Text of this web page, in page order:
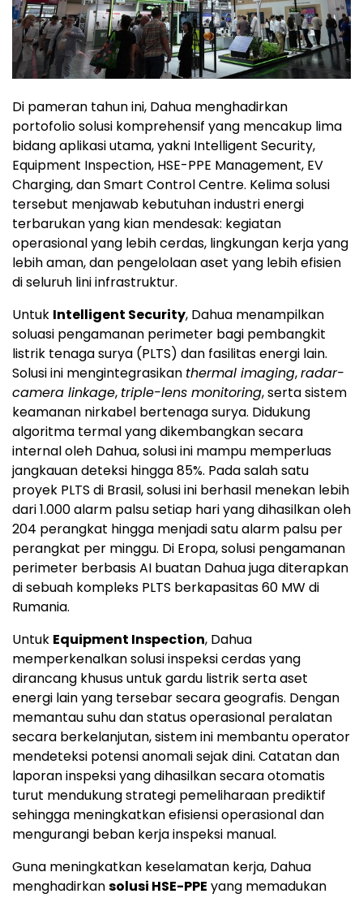
Di pameran tahun ini, Dahua menghadirkan
portofolio solusi komprehensif yang mencakup lima
bidang aplikasi utama, yakni Intelligent Security,
Equipment Inspection, HSE-PPE Management, EV
Charging, dan Smart Control Centre. Kelima solusi
tersebut menjawab kebutuhan industri energi
terbarukan yang kian mendesak: kegiatan
operasional yang lebih cerdas, lingkungan kerja yang
lebih aman, dan pengelolaan aset yang lebih efisien
di seluruh lini infrastruktur.
Untuk Intelligent Security, Dahua menampilkan
soluasi pengamanan perimeter bagi pembangkit
listrik tenaga surya (PLTS) dan fasilitas energi lain.
Solusi ini mengintegrasikan thermal imaging,radar-
camera linkage, triple-lens monitoring, serta sistem
keamanan nirkabel bertenaga surya. Didukung
algoritma termal yang dikembangkan secara
internal oleh Dahua, solusi ini mampu memperluas
jangkauan deteksi hingga 85%. Pada salah satu
proyek PLTS di Brasil, solusi ini berhasil menekan lebih
dari 1.000 alarm palsu setiap hari yang dihasilkan oleh
204 perangkat hingga menjadi satu alarm palsu per
perangkat per minggu. Di Eropa, solusi pengamanan
perimeter berbasis AI buatan Dahua juga diterapkan
di sebuah kompleks PLTS berkapasitas 60 MW di
Rumania.
Untuk Equipment Inspection, Dahua
memperkenalkan solusi inspeksi cerdas yang
dirancang khusus untuk gardu listrik serta aset
energi lain yang tersebar secara geografis. Dengan
memantau suhu dan status operasional peralatan
secara berkelanjutan, sistem ini membantu operator
mendeteksi potensi anomali sejak dini. Catatan dan
laporan inspeksi yang dihasilkan secara otomatis
turut mendukung strategi pemeliharaan prediktif
sehingga meningkatkan efisiensi operasional dan
mengurangi beban kerja inspeksi manual.
Guna meningkatkan keselamatan kerja, Dahua
menghadirkansolusi HSE-PPE yang memadukan